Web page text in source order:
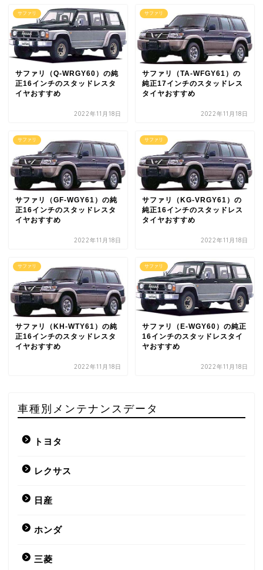
サファリ
サファリ（Q-WRGY60）の純
正16インチのスタッドレスタ
イヤおすすめ
2022年11月18日
サファリ
サファリ（TA-WFGY61）の
純正17インチのスタッドレス
タイヤおすすめ
2022年11月18日
サファリ
サファリ（GF-WGY61）の純
正16インチのスタッドレスタ
イヤおすすめ
2022年11月18日
サファリ
サファリ（KG-VRGY61）の
純正16インチのスタッドレス
タイヤおすすめ
2022年11月18日
サファリ
サファリ（KH-WTY61）の純
正16インチのスタッドレスタ
イヤおすすめ
2022年11月18日
サファリ
サファリ（E-WGY60）の純正
16インチのスタッドレスタイ
ヤおすすめ
2022年11月18日
車種別メンテナンスデータ
トヨタ
レクサス
日産
ホンダ
三菱